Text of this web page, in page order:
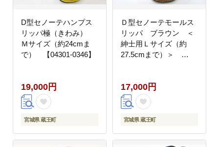
D型セノーテハンプス
リッパ極（きわみ）
Ｍサイズ（約24cmま
で） 【04301-0346】
19,000円
宮城県 蔵王町
Ｄ型セノーテモールス
リッパ ブラウン ＜
紳士用Ｌサイズ（約
27.5cmまで）＞
17,000円
宮城県 蔵王町